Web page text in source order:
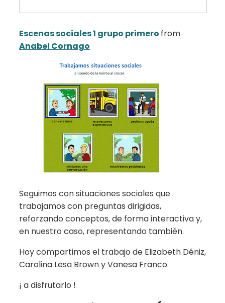
Escenas sociales 1 grupo primero from
Anabel Cornago
Seguimos con situaciones sociales que
trabajamos con preguntas dirigidas,
reforzando conceptos, de forma interactiva y,
en nuestro caso, representando también.
Hoy compartimos el trabajo de Elizabeth Déniz,
Carolina Lesa Brown y Vanesa Franco.
¡ a disfrutarlo !